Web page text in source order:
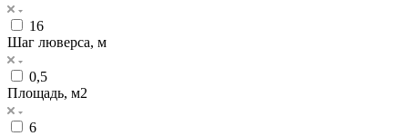
16
Шаг люверса, м
0,5
Площадь, м2
6